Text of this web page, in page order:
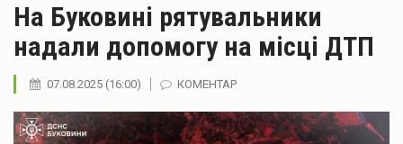
На Буковині рятувальники
надали допомогу на місці ДТП
07.08.2025 (16:00) КОМЕНТАР